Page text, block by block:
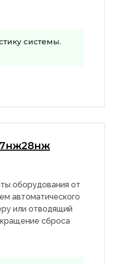
системы.
оборудования от
автоматического
или отводящий
сброса